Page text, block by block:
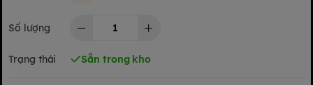
Số lượng
Trạng thái Sẵn trong kho